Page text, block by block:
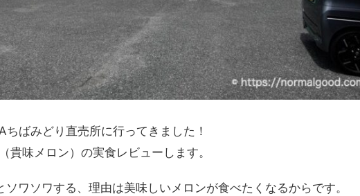
ばみどり直売所に行ってきました！
貴味メロン）の実食レビューします。
ソワソワする、理由は美味しいメロンが食べたくなるからです。